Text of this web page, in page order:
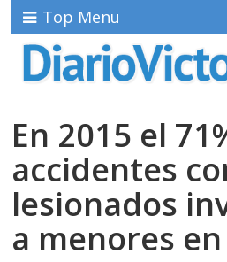
Top Menu
En 2015 el
accidentes
lesionados
a menores